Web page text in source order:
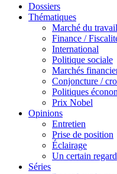
Dossiers
Thématiques
Marché du travail
Finance /
International
Politique sociale
Marchés
Conjoncture /
Politiques
Prix Nobel
Opinions
Entretien
Prise de position
Éclairage
Un certain regard
Séries